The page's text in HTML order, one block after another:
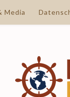
Media